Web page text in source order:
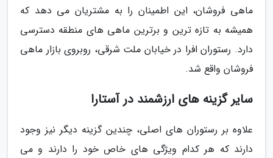
ماهی فروشان، این اطمینان را به مشتریان می دهد که
همیشه به تازه ترین و برترین ماهی های منطقه دسترسی
دارد. رستوران افرا در خیابان ملت شرقی، روبروی بازار ماهی
فروشان واقع شد.
سایر گزینه های ارزشمند در آستارا
علاوه بر رستوران های اصلی، چندین گزینه دیگر نیز وجود
دارند که هر کدام ویژگی های خاص خود را دارند و می